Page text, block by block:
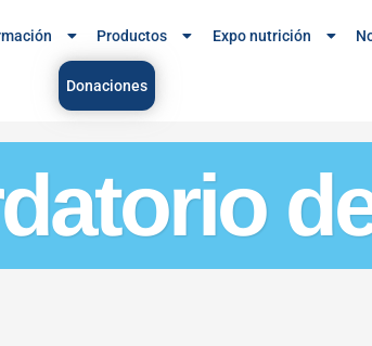
Productos Expo nutrición
Donaciones